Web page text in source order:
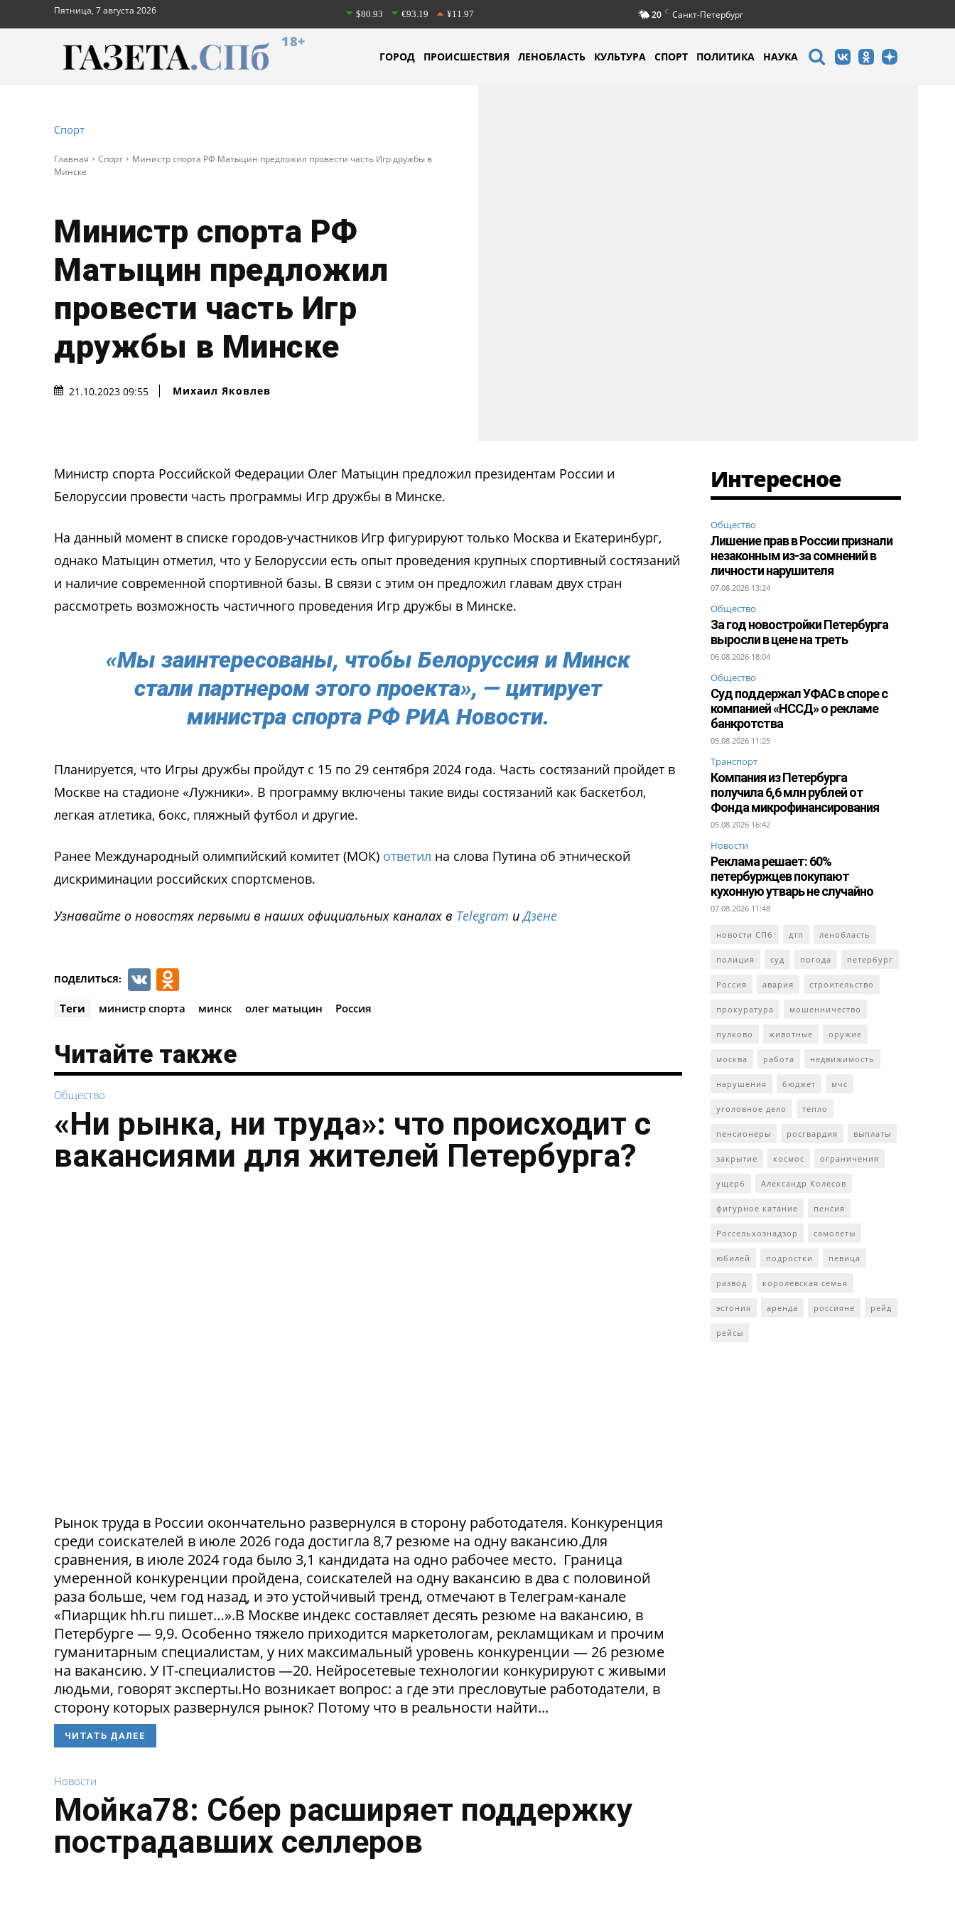
Пятница, 7 августа 2026 $80.93 €93.19 ¥11.97 20 C Санкт-Петербург
18+
ГОРОД ПРОИСШЕСТВИЯ ЛЕНОБЛАСТЬ КУЛЬТУРА СПОРТ ПОЛИТИКА НАУКА
Спорт
Главная Спорт
Министр спорта РФ Матыцин предложил провести часть Игр дружбы в
Минске
Министр спорта РФ
Матыцин предложил
провести часть Игр
дружбы в Минске
21.10.2023 09:55 Михаил Яковлев
Министр спорта Российской Федерации Олег Матыцин предложил президентам России и
Белоруссии провести часть программы Игр дружбы в Минске.
На данный момент в списке городов-участников Игр фигурируют только Москва и Екатеринбург,
однако Матыцин отметил, что у Белоруссии есть опыт проведения крупных спортивный состязаний
и наличие современной спортивной базы. В связи с этим он предложил главам двух стран
рассмотреть возможность частичного проведения Игр дружбы в Минске.
«Мы заинтересованы, чтобы Белоруссия и Минск
стали партнером этого проекта», — цитирует
министра спорта РФ РИА Новости.
Планируется, что Игры дружбы пройдут с 15 по 29 сентября 2024 года. Часть состязаний пройдет в
Москве на стадионе «Лужники». В программу включены такие виды состязаний как баскетбол,
легкая атлетика, бокс, пляжный футбол и другие.
Ранее Международный олимпийский комитет (МОК) ответил на слова Путина об этнической
дискриминации российских спортсменов.
Узнавайте о новостях первыми в наших официальных каналах в Telegram иДзене
ПОДЕЛИТЬСЯ: VK
Теги министр спорта минск олег матыцин Россия
Читайте также
Общество
«Ни рынка, ни труда»: что происходит с
вакансиями для жителей Петербурга?
Рынок труда в России окончательно развернулся в сторону работодателя. Конкуренция
среди соискателей в июле 2026 года достигла 8,7 резюме на одну вакансию.Для
сравнения, в июле 2024 года было 3,1 кандидата на одно рабочее место. Граница
умеренной конкуренции пройдена, соискателей на одну вакансию в два с половиной
раза больше, чем год назад, и это устойчивый тренд, отмечают в Телеграм-канале
«Пиарщик hh.ru пишет…».В Москве индекс составляет десять резюме на вакансию, в
Петербурге — 9,9. Особенно тяжело приходится маркетологам, рекламщикам и прочим
гуманитарным специалистам, у них максимальный уровень конкуренции — 26 резюме
на вакансию. У IT-специалистов —20. Нейросетевые технологии конкурируют с живыми
людьми, говорят эксперты.Но возникает вопрос: а где эти пресловутые работодатели, в
сторону которых развернулся рынок? Потому что в реальности найти...
ЧИТАТЬ ДАЛЕЕ
Новости
Мойка78: Сбер расширяет поддержку
пострадавших селлеров
Интересное
Общество
Лишение прав в России признали
незаконным из-за сомнений в
личности нарушителя
07.08.2026 13:24
Общество
За год новостройки Петербурга
выросли в цене на треть
06.08.2026 18:04
Общество
Суд поддержал УФАС в споре с
компанией «НССД» о рекламе
банкротства
05.08.2026 11:25
Транспорт
Компания из Петербурга
получила 6,6 млн рублей от
Фонда микрофинансирования
05.08.2026 16:42
Новости
Реклама решает: 60%
петербуржцев покупают
кухонную утварь не случайно
07.08.2026 11:48
новости СПб дтп ленобласть
полиция суд погода петербург
Россия авария строительство
прокуратура мошенничество
пулково животные оружие
москва работа недвижимость
нарушения бюджет мчс
уголовное дело тепло
пенсионеры росгвардия выплаты
закрытие космос ограничения
ущерб Александр Колесов
фигурное катание пенсия
Россельхознадзор самолеты
юбилей подростки певица
развод королевская семья
эстония аренда россияне рейд
рейсы